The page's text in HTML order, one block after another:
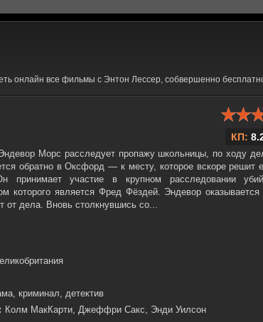
онлайн все фильмы с Энтон Лессер, собвершенно
КП:
Морс расследует пропажу школьницы, по ходу
обратно в Оксфорд — к месту, которое вскоре решит
принимает участие в крупном расследовании
которого является Фред Фёздей. Эндевор
от дела. Вновь столкнувшись со...
криминал, детектив
Колм МакКарти, Джеффри Сакс, Энди Уилсон